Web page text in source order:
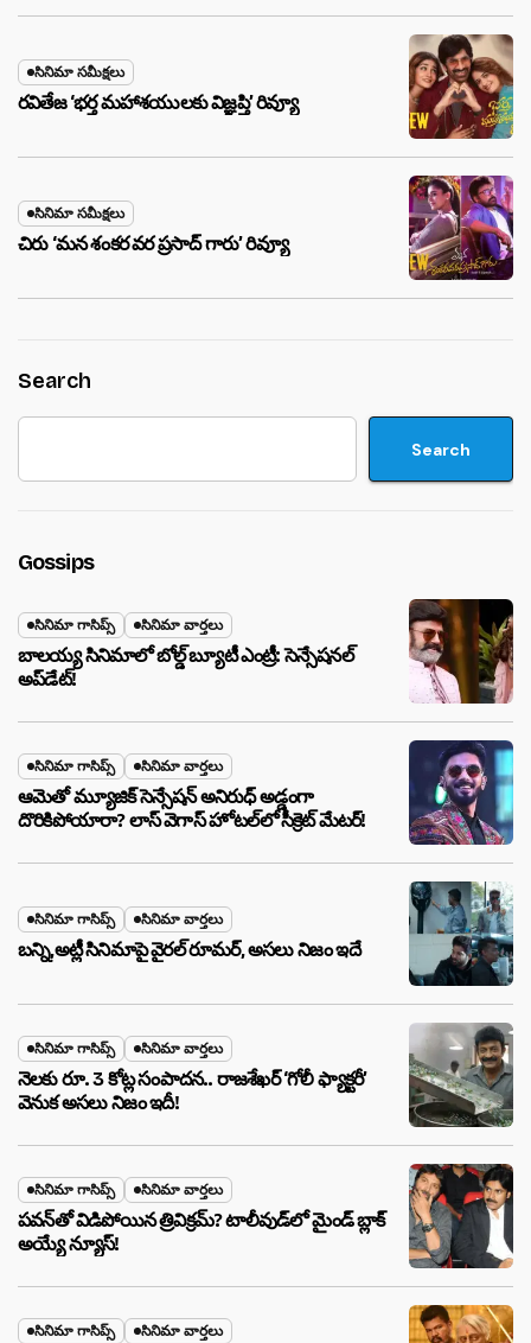
సినిమా సమీక్షలు
రవితేజ ‘భర్త మహాశయులకు విజ్ఞప్తి’ రివ్యూ
సినిమా సమీక్షలు
చిరు ‘మ‌న శంక‌ర వ‌ర ప్ర‌సాద్ గారు’ రివ్యూ
Search
Search
Gossips
సినిమా గాసిప్స్ సినిమా వార్తలు
బాలయ్య సినిమాలో బోల్డ్ బ్యూటీ ఎంట్రీ: సెన్సేషనల్
అప్‌డేట్!
సినిమా గాసిప్స్ సినిమా వార్తలు
ఆమెతో మ్యూజిక్ సెన్సేషన్ అనిరుధ్ అడ్డంగా
దొరికిపోయారా? లాస్ వెగాస్ హోటల్‌లో సీక్రెట్ మేటర్!
సినిమా గాసిప్స్ సినిమా వార్తలు
బన్ని,అట్లీ సినిమాపై వైరల్ రూమర్, అసలు నిజం ఇదే
సినిమా గాసిప్స్ సినిమా వార్తలు
నెలకు రూ. 3 కోట్ల సంపాదన.. రాజశేఖర్ ‘గోలీ ఫ్యాక్టరీ’
వెనుక అసలు నిజం ఇదీ!
సినిమా గాసిప్స్ సినిమా వార్తలు
పవన్‌తో విడిపోయిన త్రివిక్రమ్? టాలీవుడ్‌లో మైండ్ బ్లాక్
అయ్యే న్యూస్!
సినిమా గాసిప్స్ సినిమా వార్తలు